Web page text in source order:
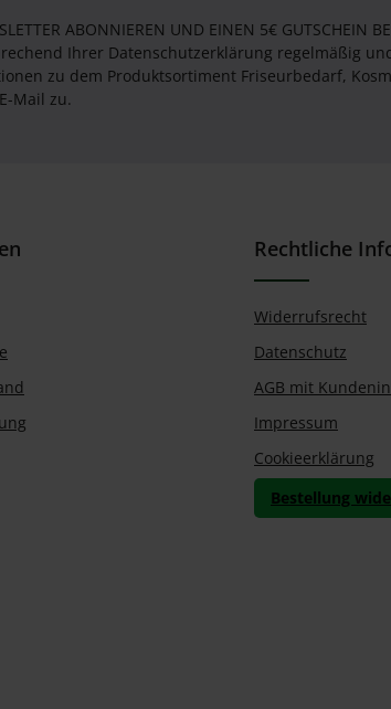
ABONNIEREN UND EINEN 5€ GUTSCHEIN
Ihrer Datenschutzerklärung regelmäßig
zu dem Produktsortiment Friseurbedarf,
Mail zu.
Rechtliche
Widerrufsrecht
Datenschutz
AGB mit
Impressum
Cookieerklärung
Bestellung